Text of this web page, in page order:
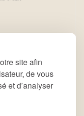
site afin
de vous
et d’analyser